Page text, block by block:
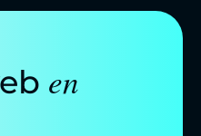
en